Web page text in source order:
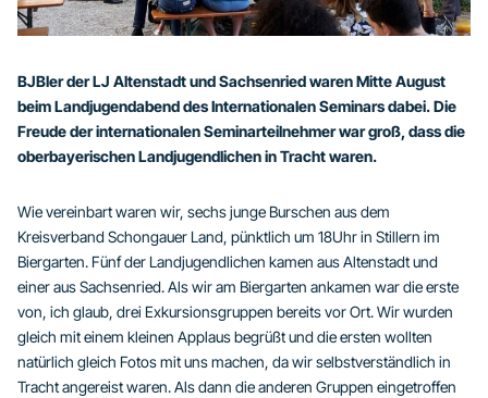
BJBler der LJ Altenstadt und Sachsenried waren Mitte August
beim Landjugendabend des Internationalen Seminars dabei. Die
Freude der internationalen Seminarteilnehmer war groß, dass die
oberbayerischen Landjugendlichen in Tracht waren.
Wie vereinbart waren wir, sechs junge Burschen aus dem
Kreisverband Schongauer Land, pünktlich um 18Uhr in Stillern im
Biergarten. Fünf der Landjugendlichen kamen aus Altenstadt und
einer aus Sachsenried. Als wir am Biergarten ankamen war die erste
von, ich glaub, drei Exkursionsgruppen bereits vor Ort. Wir wurden
gleich mit einem kleinen Applaus begrüßt und die ersten wollten
natürlich gleich Fotos mit uns machen, da wir selbstverständlich in
Tracht angereist waren. Als dann die anderen Gruppen eingetroffen